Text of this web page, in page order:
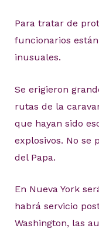
Para tratar de
funcionarios
inusuales.
Se erigieron
rutas de la
que hayan sido
explosivos. No se
del Papa.
En Nueva York
habrá servicio
Washington, las